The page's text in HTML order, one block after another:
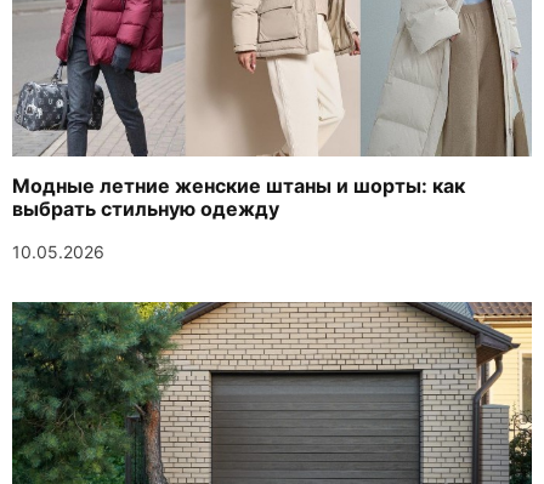
Модные летние женские штаны и шорты: как
выбрать стильную одежду
10.05.2026